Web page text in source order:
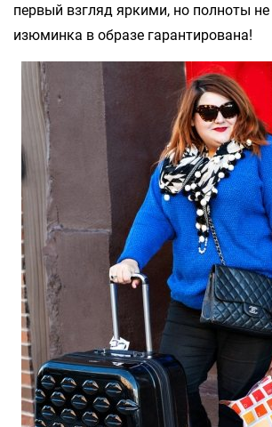
первый взгляд яркими, но полноты
изюминка в образе гарантирована!